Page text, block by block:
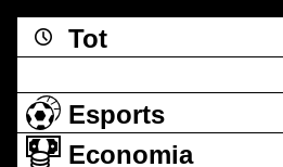
Tot
Esports
Economia